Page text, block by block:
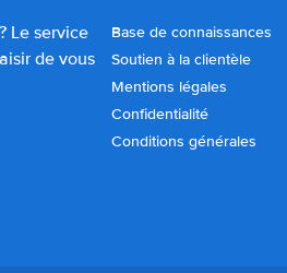
Le service
de vous
Base de connaissances
Soutien à la clientèle
Mentions légales
Confidentialité
Conditions générales